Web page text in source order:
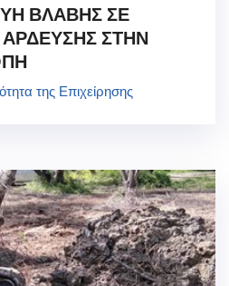
ΒΛΑΒΗΣ ΣΕ
ΣΤΗΝ
της Επιχείρησης